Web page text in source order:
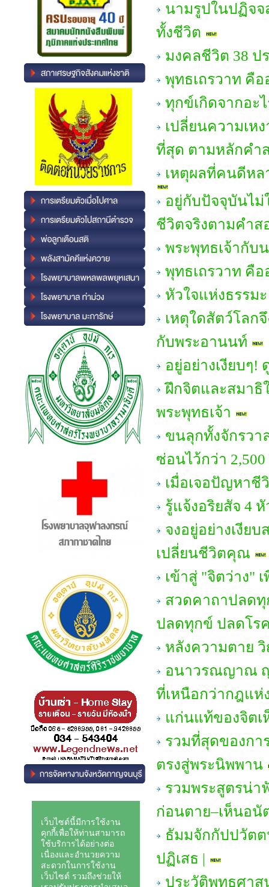
นามรูปในปฏิจจ
ทั้งชีวิต
มงคลชีวิต 38 ป
พุทธเถรวาท คือ
ทุกข์เกิดจากอะ
เปลี่ยนความเห
ที่สุด ตามหลักคำ
เหตุผลที่คนดีห
อยู่กับปัจจุบันไ
ชีวิตจริงตามคำส
พระพุทธเจ้ากับ
พุทธเถรวาท คือ
หัวใจแห่งธรรม
เหตุใดสัตว์โลก
กับพระอานนท์
อยู่อย่างเงียบๆ!
ฝึกจิตและสมาธิ
พระพุทธเจ้า
ขนลุกทั้งจักรวา
ซ่อนไว้กว่า
เมื่อเจอปัญหาชี
รู้แจ้งอริยสัจ 4
จงอยู่อย่างเงีย
เปลี่ยนชีวิตคุณ
เข้าสู่ "จิตว่าง"
สวดคาถาปลด
ปลดทุกข์ ปลดโร
หลังความตาย
อนาวรณญาณ
ที่เหนือกว่ากฎแห่
แก่นแท้ของจิตเ
รวมที่สุดของกา
ตรงสู่พระนิพพาน
รวมพระสูตรน่า
ก่อนตาย–เห็นอ
ธัมมจักกัปปวัตต
ปฏิเสธ |
ประวัติพุทธศาส